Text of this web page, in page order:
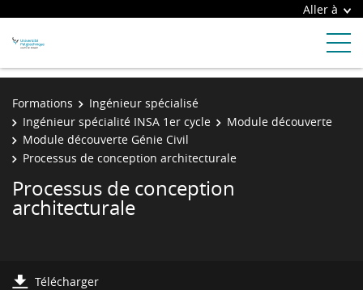
Aller à
Formations
Ingénieur spécialisé
Ingénieur spécialité INSA 1er cycle
Module découverte
Module découverte Génie Civil
Processus de conception architecturale
Processus de conception
architecturale
Télécharger